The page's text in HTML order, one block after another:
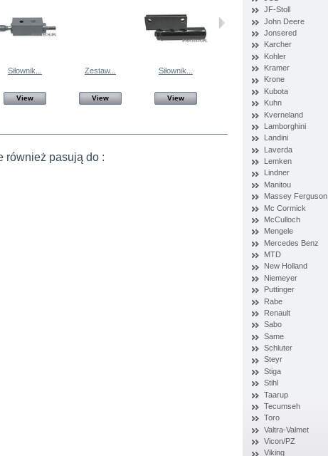
Siłownik...
View
Zestaw...
View
Siłownik...
View
Zestaw...
również pasują do :
JF-Stoll
John Deere
Jonsered
Karcher
Kohler
Kramer
Krone
Kubota
Kuhn
Kverneland
Lamborghini
Landini
Laverda
Lemken
Lindner
Manitou
Massey Ferguson
Mc Cormick
McCulloch
Mengele
Mercedes Benz
MTD
New Holland
Niemeyer
Puttinger
Rabe
Renault
Sabo
Same
Schluter
Steyr
Stiga
Stihl
Taarup
Tecumseh
Toro
Valtra-Valmet
Vicon/PZ
Viking